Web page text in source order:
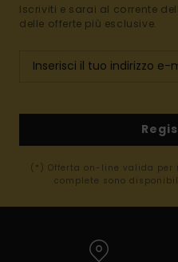
Iscriviti e sarai al corrente
delle offerte più esclusive.
(*) Offerta on-line valida per
complete sono